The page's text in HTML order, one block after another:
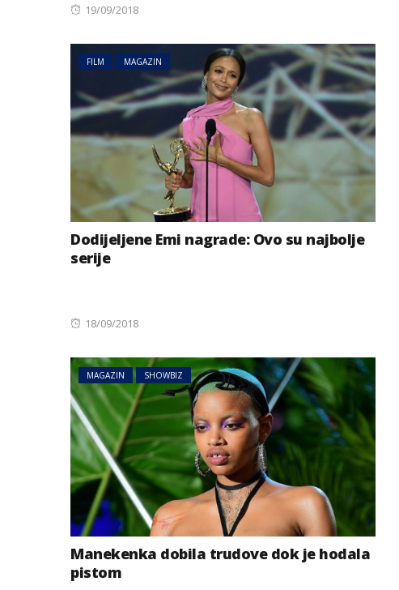
Posted
19/09/2018
FILM MAGAZIN
Dodijeljene Emi nagrade: Ovo su najbolje
serije
Posted
18/09/2018
MAGAZIN SHOWBIZ
Manekenka dobila trudove dok je hodala
pistom